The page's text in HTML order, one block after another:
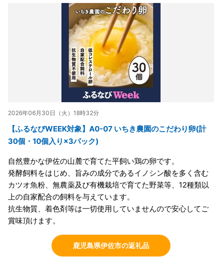
2026年06月30日（火）18時32分
【ふるなびWEEK対象】A0-07 いちき農園のこだわり卵(計
30個・10個入り×3パック)
自然豊かな伊佐の山麓で育てた平飼い鶏の卵です。
発酵飼料をはじめ、旨みの成分であるイノシン酸を多く含む
カツオ魚粉、無農薬及び有機栽培で育てた野菜等、12種類以
上の自家配合の飼料を与えています。
抗生物質、着色剤等は一切使用していませんので安心してご
賞味頂けます。
鹿児島県伊佐市の返礼品